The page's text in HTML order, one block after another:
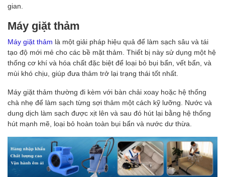
gian.
Máy giặt thảm
Máy giặt thảm là một giải pháp hiệu quả để làm sạch sâu và tái
tạo độ mới mẻ cho các bề mặt thảm. Thiết bị này sử dụng một hệ
thống cơ khí và hóa chất đặc biệt để loại bỏ bụi bẩn, vết bẩn, và
mùi khó chịu, giúp đưa thảm trở lại trạng thái tốt nhất.
Máy giặt thảm thường đi kèm với bàn chải xoay hoặc hệ thống
chà nhẹ để làm sạch từng sợi thảm một cách kỹ lưỡng. Nước và
dung dịch làm sạch được xịt lên và sau đó hút lại bằng hệ thống
hút mạnh mẽ, loại bỏ hoàn toàn bụi bẩn và nước dư thừa.